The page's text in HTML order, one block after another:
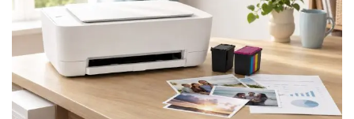
お問い合わせ
会員専用商品
説明書ダウンロード